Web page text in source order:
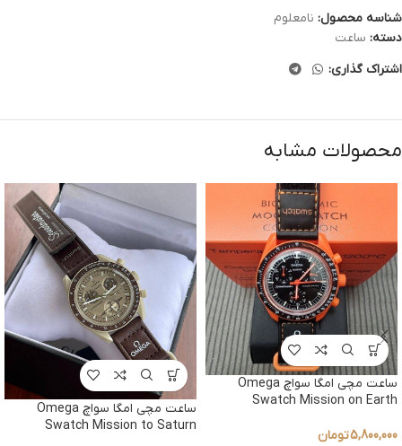
شناسه محصول: نامعلوم
دسته: ساعت
اشتراک گذاری:
محصولات مشابه
ساعت مچی امگا سواچ Omega
Swatch Mission on Earth
5,800,000تومان
ساعت مچی امگا سواچ Omega
Swatch Mission to Saturn